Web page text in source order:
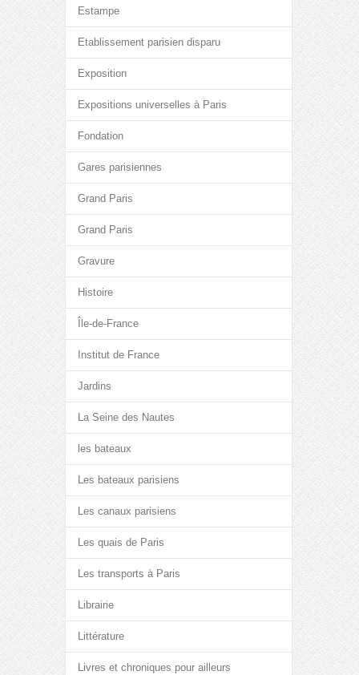
Estampe
Etablissement parisien disparu
Exposition
Expositions universelles à Paris
Fondation
Gares parisiennes
Grand Paris
Grand Paris
Gravure
Histoire
Île-de-France
Institut de France
Jardins
La Seine des Nautes
les bateaux
Les bateaux parisiens
Les canaux parisiens
Les quais de Paris
Les transports à Paris
Librairie
Littérature
Livres et chroniques pour ailleurs